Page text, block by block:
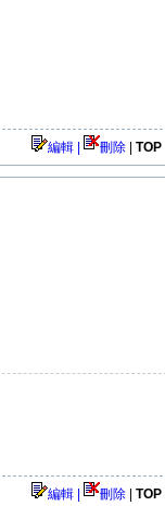
編輯 | 刪除 TOP
編輯 | 刪除 TOP